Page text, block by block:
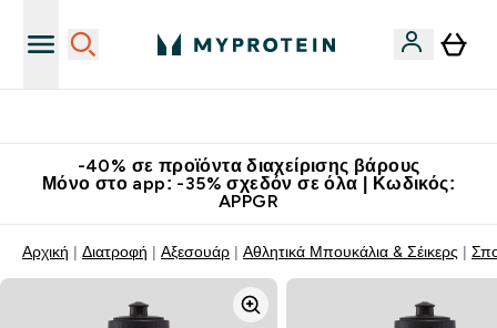
-40% σε προϊόντα διαχείρισης βάρους
Μόνο στο app: -35% σχεδόν σε όλα | Κωδικός:
APPGR
Αρχική Διατροφή Αξεσουάρ Αθλητικά Μπουκάλια & Σέικερς